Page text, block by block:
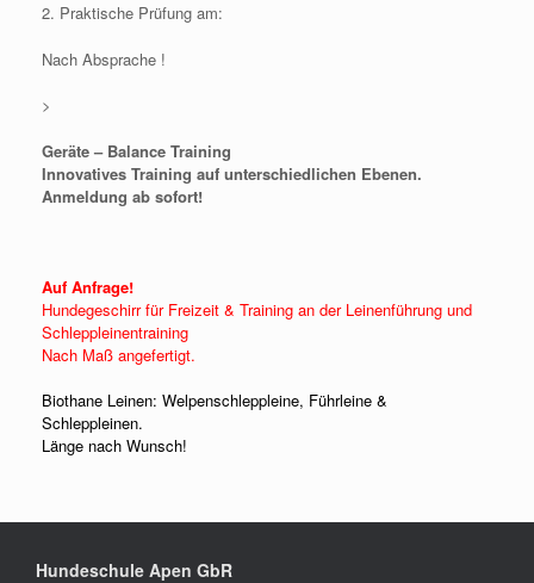
2. Praktische Prüfung am:
Nach Absprache !
>
Geräte – Balance Training
Innovatives Training auf unterschiedlichen Ebenen.
Anmeldung ab sofort!
Auf Anfrage!
Hundegeschirr für Freizeit & Training an der Leinenführung und
Schleppleinentraining
Nach Maß angefertigt.
Biothane Leinen: Welpenschleppleine, Führleine &
Schleppleinen.
Länge nach Wunsch!
Hundeschule Apen GbR